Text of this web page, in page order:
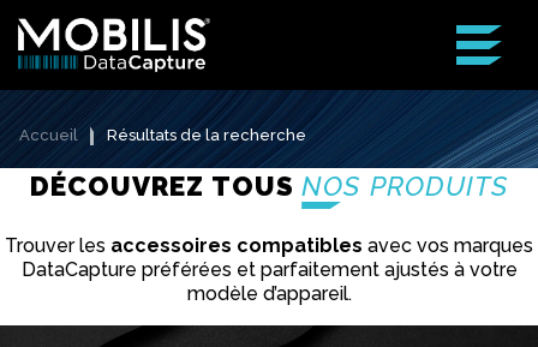
Accueil Résultats de la recherche
DÉCOUVREZ TOUSNOS PRODUITS
Trouver les accessoires compatibles avec vos marques
DataCapture préférées et parfaitement ajustés à votre
modèle d’appareil.